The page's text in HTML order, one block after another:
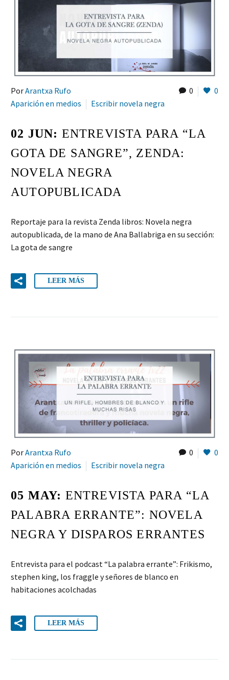
0 0
PorArantxa Rufo
Aparición en medios
Escribir novela negra
02 JUN: ENTREVISTA PARA “LA
GOTA DE SANGRE”, ZENDA:
NOVELA NEGRA
AUTOPUBLICADA
Reportaje para la revista Zenda libros: Novela negra
autopublicada, de la mano de Ana Ballabriga en su sección:
La gota de sangre
LEER MÁS
0 0
PorArantxa Rufo
Aparición en medios
Escribir novela negra
05 MAY: ENTREVISTA PARA “LA
PALABRA ERRANTE”: NOVELA
NEGRA Y DISPAROS ERRANTES
Entrevista para el podcast “La palabra errante”: Frikismo,
stephen king, los fraggle y señores de blanco en
habitaciones acolchadas
LEER MÁS